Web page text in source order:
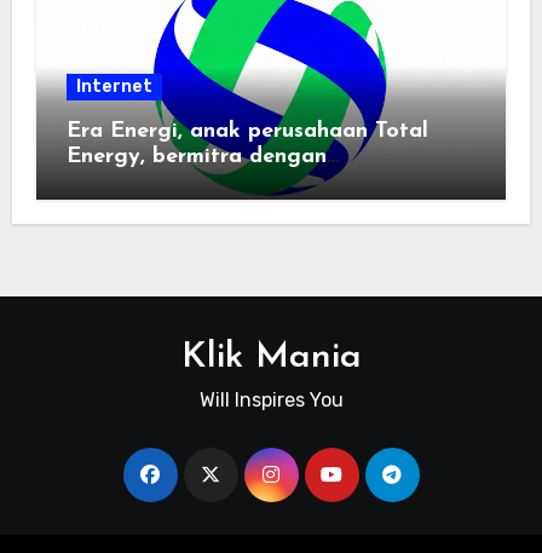
Internet
Era Energi, anak perusahaan Total
Energy, bermitra dengan
Zhuochuangtong untuk mempercepat
transisi energi Indonesia — raksasa
Klik Mania
Will Inspires You